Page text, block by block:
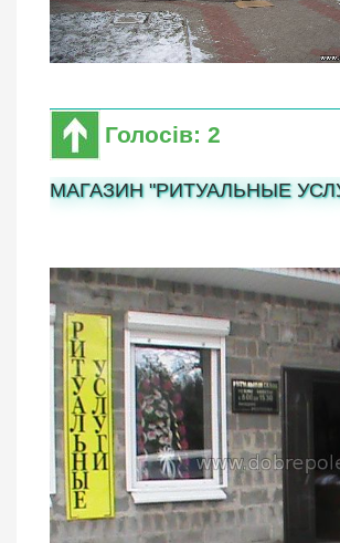
Голосів: 2
МАГАЗИН "РИТУАЛЬНЫЕ